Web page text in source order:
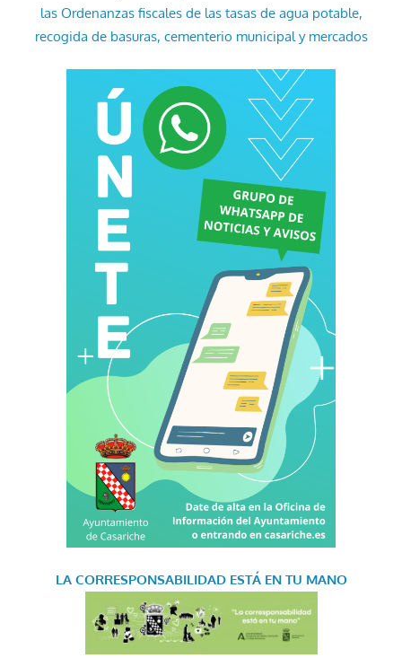
las Ordenanzas fiscales de las tasas de agua potable,
recogida de basuras, cementerio municipal y mercados
LA CORRESPONSABILIDAD ESTÁ EN TU MANO